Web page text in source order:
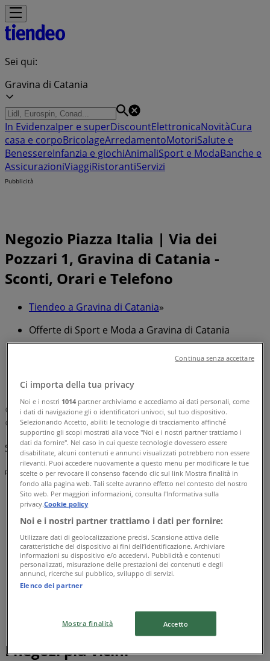
Sei qui:
Gravina di Catania
In EvidenzaIper e superDiscountElettronicaNovitàCura
casa e corpoBricolageArredamentoMotoriSalute e
BenessereInfanzia e giochiAnimaliSport e ModaBanche e
AssicurazioniViaggiRistorantiServizi
Pubblicità
Negozio Piazza Italia | Via dei
Pozzari 1, Gravina di Catania -
Sconti, Orari e Telefono
Tiendeo a Gravina di Catania»
Offerte di Sport e Moda a Gravina di Catania
»
Piazza Italia | Via dei Pozzari 1
Mappa
0813127120
Centro Commerciale KATANE'
Mappa
0813127120
Centro Commerciale KATANE'
Stiamo per pubblicare le offerte di Piazza Italia
Pubblicità
I negozi più vicini
Ci importa della tua privacy
Noi e i nostri 1014 partner archiviamo e accediamo ai dati personali, come
i dati di navigazione gli o identificatori univoci, sul tuo dispositivo.
Selezionando Accetto, abiliti le tecnologie di tracciamento affinché
supportino gli scopi mostrati alla voce "Noi e i nostri partner trattiamo i
dati da fornire". Nel caso in cui queste tecnologie dovessero essere
disabilitate, alcuni contenuti e annunci visualizzati potrebbero non essere
rilevanti. Puoi accedere nuovamente a questo menu per modificare le tue
scelte o per revocare il consenso facendo clic sul link Mostra finalità in
fondo alla pagina web. Tali scelte avranno effetto nel contesto del nostro
Sito web. Per maggiori informazioni, consulta l'Informativa sulla
privacy.Cookie policy
Noi e i nostri partner trattiamo i dati per fornire:
Utilizzare dati di geolocalizzazione precisi. Scansione attiva delle
caratteristiche del dispositivo ai fini dell’identificazione. Archiviare
informazioni su dispositivo e/o accedervi. Pubblicità e contenuti
personalizzati, misurazione delle prestazioni dei contenuti e degli
annunci, ricerche sul pubblico, sviluppo di servizi.
Elenco dei partner
Mostra finalità Accetto
Continua senza accettare